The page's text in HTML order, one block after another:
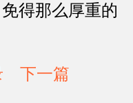
得那么厚重的
下一篇